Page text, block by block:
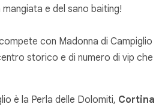
e del sano baiting!
con Madonna di Campiglio
storico e di numero di vip che
è la Perla delle Dolomiti, Cortina